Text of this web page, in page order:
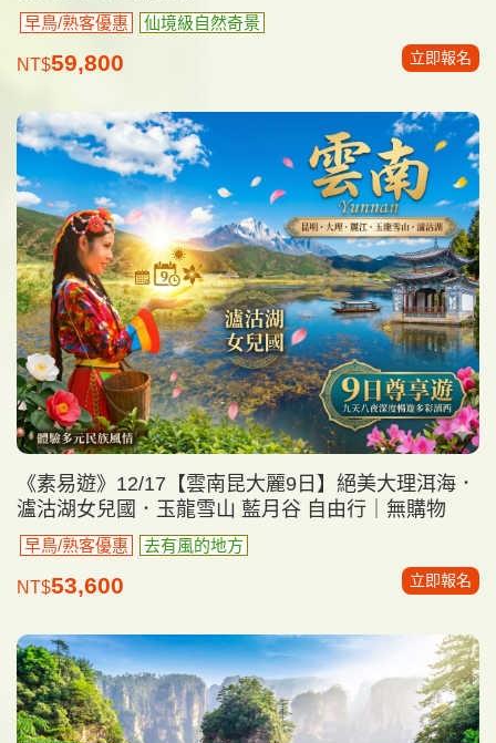
早鳥/熟客優惠 仙境級自然奇景
NT$59,800 立即報名
《素易遊》12/17【雲南昆大麗9日】絕美大理洱海．
瀘沽湖女兒國．玉龍雪山 藍月谷 自由行｜無購物
早鳥/熟客優惠 去有風的地方
NT$53,600 立即報名